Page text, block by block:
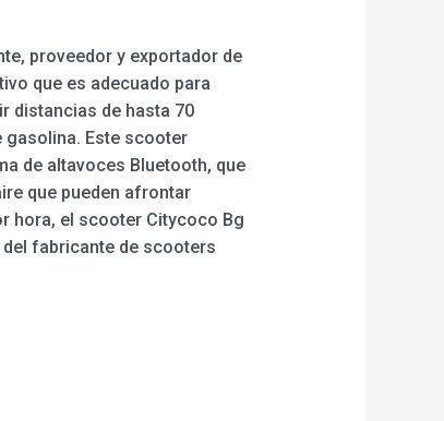
proveedor y exportador de
que es adecuado para
distancias de hasta 70
gasolina. Este scooter
de altavoces Bluetooth, que
que pueden afrontar
hora, el scooter Citycoco Bg
fabricante de scooters